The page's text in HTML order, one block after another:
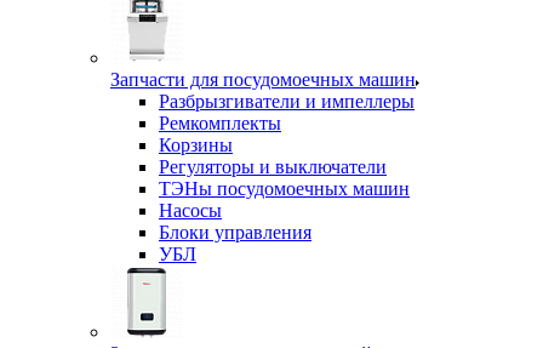
Запчасти для посудомоечных машин
Разбрызгиватели и импеллеры
Ремкомплекты
Корзины
Регуляторы и выключатели
ТЭНы посудомоечных машин
Насосы
Блоки управления
УБЛ